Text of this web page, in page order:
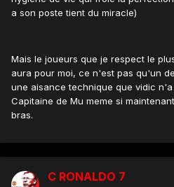
a son poste tient du miracle)
Mais le joueurs que je respect le
aura pour moi, ce n'est pas qu'un
une aisance technique que vidic n'a
Capitaine de Mu meme si
bras.
C RONALDO 7